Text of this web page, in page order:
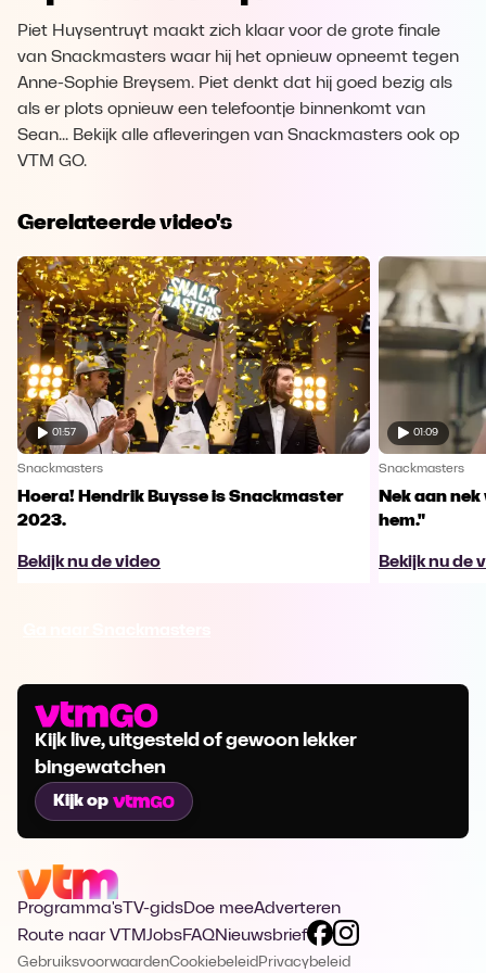
Piet Huysentruyt maakt zich klaar voor de grote finale
van Snackmasters waar hij het opnieuw opneemt tegen
Anne-Sophie Breysem. Piet denkt dat hij goed bezig als
als er plots opnieuw een telefoontje binnenkomt van
Sean... Bekijk alle afleveringen van Snackmasters ook op
VTM GO.
Gerelateerde video's
01:57
Snackmasters
Hoera! Hendrik Buysse is Snackmaster
2023.
Bekijk nu de video
01:09
Snackmasters
Nek aan
hem."
Bekijk nu de
Kijk live, uitgesteld of gewoon lekker
bingewatchen
Kijk op
Programma's TV-gidsDoe meeAdverteren
Route naar VTMJobsFAQNieuwsbrief
GebruiksvoorwaardenCookiebeleid Privacybeleid